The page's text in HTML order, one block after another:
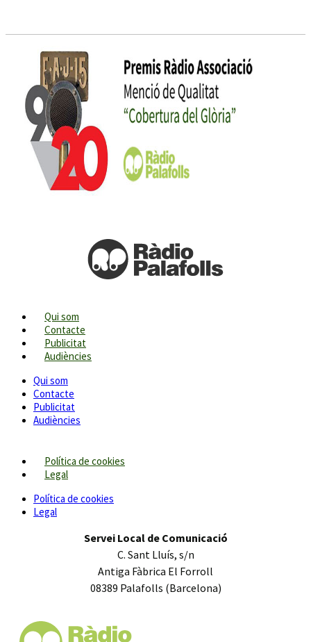
Qui som
Contacte
Publicitat
Audiències
Qui som
Contacte
Publicitat
Audiències
Política de cookies
Legal
Política de cookies
Legal
Servei Local de Comunicació
C. Sant Lluís, s/n
Antiga Fàbrica El Forroll
08389 Palafolls (Barcelona)